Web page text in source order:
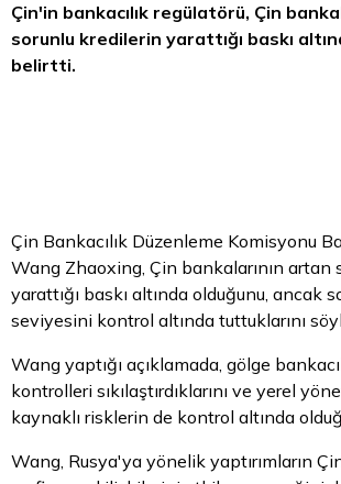
Çin'in bankacılık regülatörü, Çin
sorunlu kredilerin yarattığı baskı
belirtti.
Çin Bankacılık Düzenleme Komisyonu
Wang Zhaoxing, Çin bankalarının artan
yarattığı baskı altında olduğunu, ancak
seviyesini kontrol altında tuttuklarını
Wang yaptığı açıklamada, gölge
kontrolleri sıkılaştırdıklarını ve yerel
kaynaklı risklerin de kontrol altında
Wang, Rusya'ya yönelik yaptırımların